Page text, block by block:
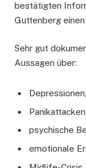
bestätigten
Guttenberg
Sehr gut
Aussagen über:
Depressionen,
Panikattacken,
psychische
emotionale